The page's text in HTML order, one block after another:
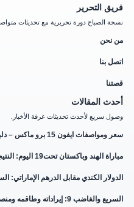
فريق التحرير
نسخة الصباح دورة تحريرية مع تحديثات
من نحن
اتصل بنا
قصتنا
أحدث المقالات
وصول سريع لأحدث تحديثات غرفة الأخبار.
سعر ومواصفات ايفون 15 برو ماكس – دليل شامل 2024
مباراة الهند وباكستان تحت19 اليوم: النتيجة والفائز
الدولار الكندي مقابل الدرهم الإماراتي:
السريع والغاضب 9: إيراداته وطاقمه ومنصات المشاهدة كاملة